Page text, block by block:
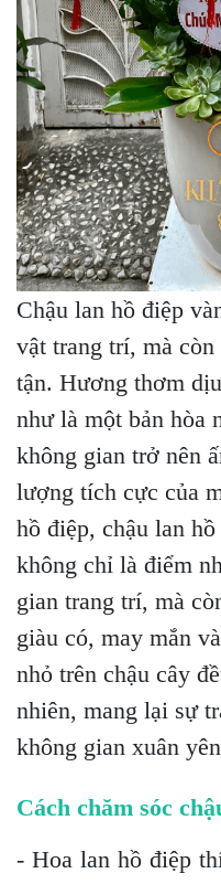
Chậu lan hồ điệp
vật trang trí, mà
tận. Hương thơm
như là một bản hòa
không gian trở nên
lượng tích cực của
hồ điệp, chậu lan
không chỉ là điểm
gian trang trí, mà
giàu có, may mắn
nhỏ trên chậu cây
nhiên, mang lại sự
không gian xuân
Cách chăm sóc
- Hoa lan hồ điệp